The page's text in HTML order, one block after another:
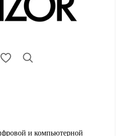
и компьютерной